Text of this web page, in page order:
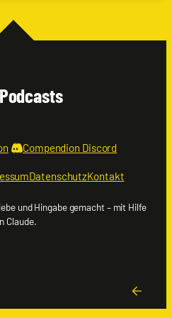
Compendion Discord
DatenschutzKontakt
und Hingabe gemacht – mit Hilfe
Claude.